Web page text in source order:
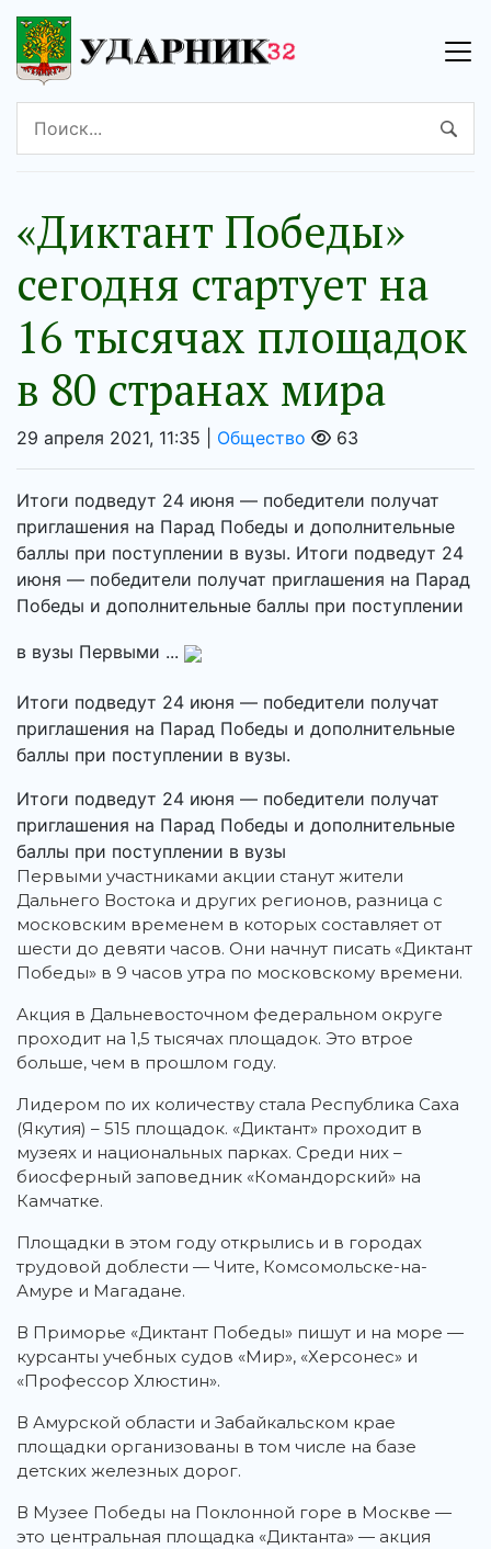
«Диктант Победы»
сегодня стартует на
16 тысячах площадок
в 80 странах мира
29 апреля 2021, 11:35 | Общество 63
Итоги подведут 24 июня — победители получат
приглашения на Парад Победы и дополнительные
баллы при поступлении в вузы. Итоги подведут 24
июня — победители получат приглашения на Парад
Победы и дополнительные баллы при поступлении
в вузы Первыми ...
Итоги подведут 24 июня — победители получат
приглашения на Парад Победы и дополнительные
баллы при поступлении в вузы.
Итоги подведут 24 июня — победители получат
приглашения на Парад Победы и дополнительные
баллы при поступлении в вузы
Первыми участниками акции станут жители
Дальнего Востока и других регионов, разница с
московским временем в которых составляет от
шести до девяти часов. Они начнут писать «Диктант
Победы» в 9 часов утра по московскому времени.
Акция в Дальневосточном федеральном округе
проходит на 1,5 тысячах площадок. Это втрое
больше, чем в прошлом году.
Лидером по их количеству стала Республика Саха
(Якутия) – 515 площадок. «Диктант» проходит в
музеях и национальных парках. Среди них –
биосферный заповедник «Командорский» на
Камчатке.
Площадки в этом году открылись и в городах
трудовой доблести — Чите, Комсомольске-на-
Амуре и Магадане.
В Приморье «Диктант Победы» пишут и на море —
курсанты учебных судов «Мир», «Херсонес» и
«Профессор Хлюстин».
В Амурской области и Забайкальском крае
площадки организованы в том числе на базе
детских железных дорог.
В Музее Победы на Поклонной горе в Москве —
это центральная площадка «Диктанта» — акция